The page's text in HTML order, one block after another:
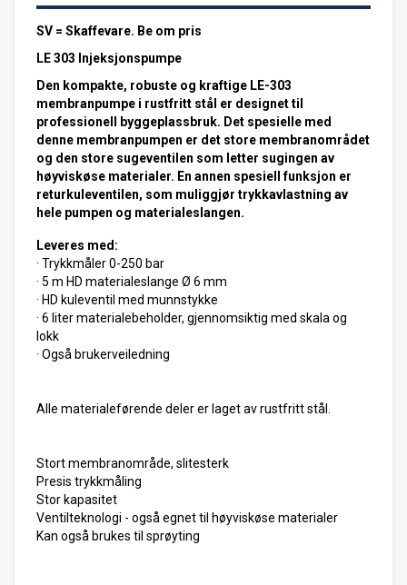
SV = Skaffevare. Be om pris
LE 303 Injeksjonspumpe
Den kompakte, robuste og kraftige LE-303
membranpumpe i rustfritt stål er designet til
professionell byggeplassbruk. Det spesielle med
denne membranpumpen er det store membranområdet
og den store sugeventilen som letter sugingen av
høyviskøse materialer. En annen spesiell funksjon er
returkuleventilen, som muliggjør trykkavlastning av
hele pumpen og materialeslangen.
Leveres med:
· Trykkmåler 0-250 bar
· 5 m HD materialeslange Ø 6 mm
· HD kuleventil med munnstykke
· 6 liter materialebeholder, gjennomsiktig med skala og
lokk
· Også brukerveiledning
Alle materialeførende deler er laget av rustfritt stål.
Stort membranområde, slitesterk
Presis trykkmåling
Stor kapasitet
Ventilteknologi - også egnet til høyviskøse materialer
Kan også brukes til sprøyting